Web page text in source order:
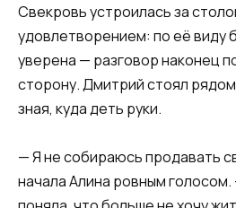
Свекровь устроилась за
удовлетворением: по её виду
уверена — разговор наконец
сторону. Дмитрий стоял
зная, куда деть руки.
— Я не собираюсь продавать
начала Алина ровным